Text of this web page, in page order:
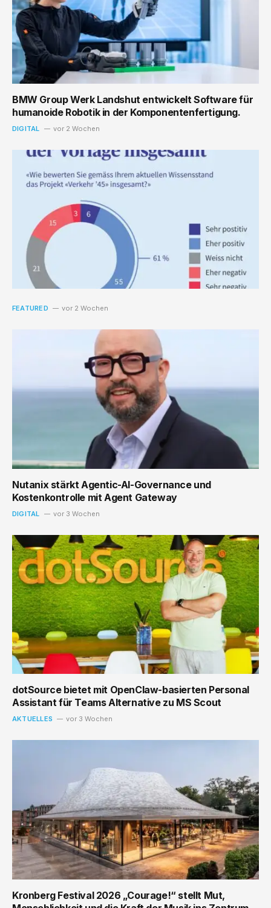
BMW Group Werk Landshut entwickelt Software für
humanoide Robotik in der Komponentenfertigung.
DIGITAL vor 2 Wochen
FEATURED vor 2 Wochen
Nutanix stärkt Agentic-AI-Governance und
Kostenkontrolle mit Agent Gateway
DIGITAL vor 3 Wochen
dotSource bietet mit OpenClaw-basierten Personal
Assistant für Teams Alternative zu MS Scout
AKTUELLES vor 3 Wochen
Kronberg Festival 2026 „Courage!“ stellt Mut,